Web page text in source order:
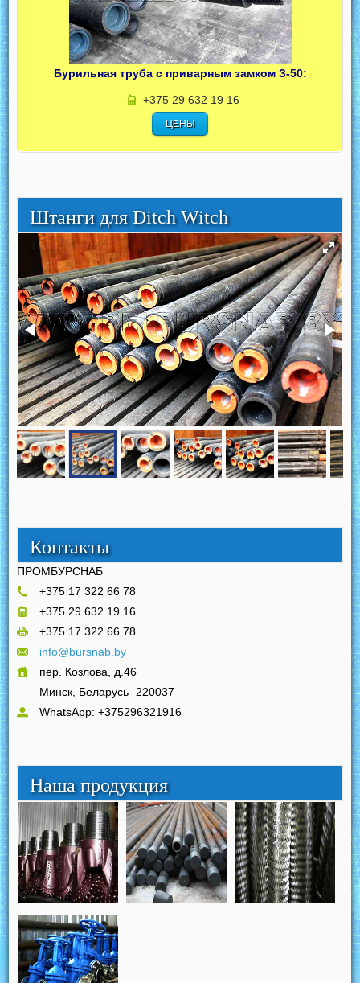
Бурильная труба с приварным замком З-50:
+375 29 632 19 16
ЦЕНЫ
Штанги для Ditch Witch
Контакты
ПРОМБУРСНАБ
+375 17 322 66 78
+375 29 632 19 16
+375 17 322 66 78
info@bursnab.by
пер. Козлова, д.46
Минск, Беларусь 220037
WhatsApp: +375296321916
Наша продукция